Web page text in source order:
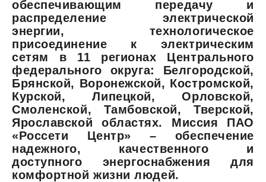
обеспечивающим передачу и
распределение электрической
энергии, технологическое
присоединение к электрическим
сетям в 11 регионах Центрального
федерального округа: Белгородской,
Брянской, Воронежской, Костромской,
Курской, Липецкой, Орловской,
Смоленской, Тамбовской, Тверской,
Ярославской областях. Миссия ПАО
«Россети Центр» – обеспечение
надежного, качественного и
доступного энергоснабжения для
комфортной жизни людей.